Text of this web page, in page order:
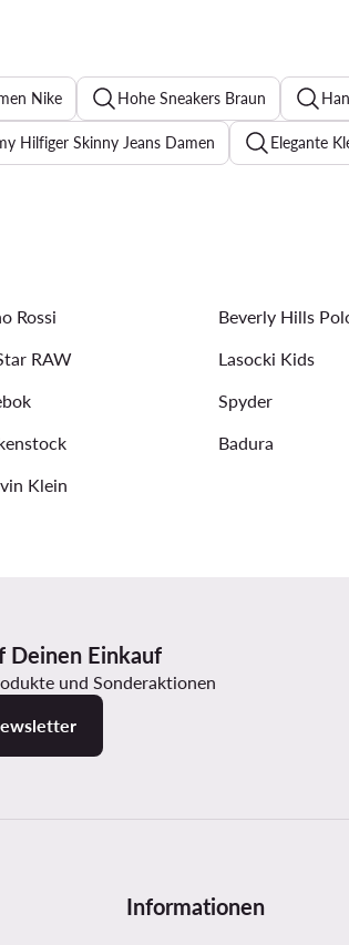
Nike Hohe Sneakers Braun
Hilfiger Skinny Jeans Damen Elegante
Rossi Beverly Hills
RAW Lasocki Kids
Spyder
Badura
Klein
Deinen Einkauf
und Sonderaktionen
Informationen